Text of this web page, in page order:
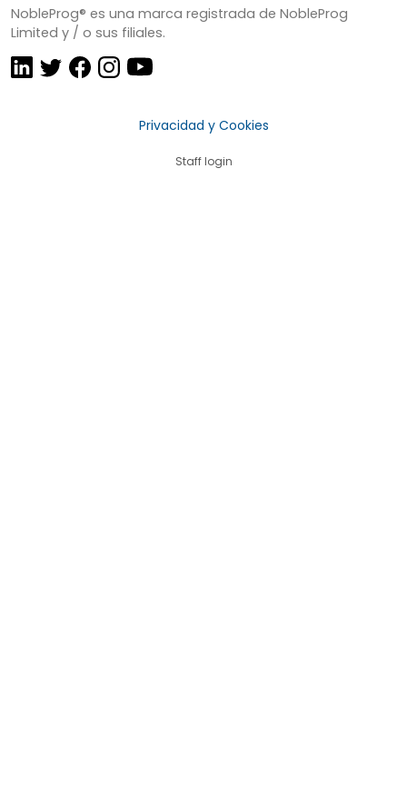
NobleProg® es una marca registrada de NobleProg
Limited y / o sus filiales.
Privacidad y Cookies
Staff login